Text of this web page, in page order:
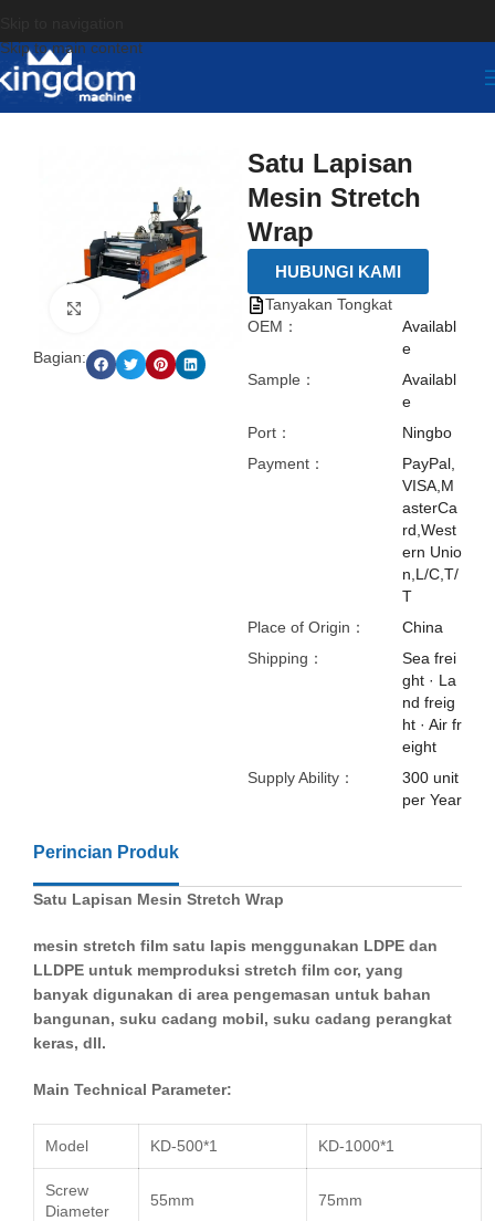
Skip to main content
Bagian:
Satu Lapisan
Mesin Stretch
Wrap
HUBUNGI KAMI
Tanyakan Tongkat
OEM：
Availabl
e
Sample：
Availabl
e
Port：
Ningbo
Payment：
PayPal,
VISA,M
asterCa
rd,West
ern Unio
n,L/C,T/
T
Place of Origin：
China
Shipping：
Sea frei
ght · La
nd freig
ht · Air fr
eight
Supply Ability：
300 unit
per Year
Perincian Produk
Satu Lapisan Mesin Stretch Wrap
mesin stretch film satu lapis menggunakan LDPE dan
LLDPE untuk memproduksi stretch film cor, yang
banyak digunakan di area pengemasan untuk bahan
bangunan, suku cadang mobil, suku cadang perangkat
keras, dll.
Main Technical Parameter:
Model KD-500*1 KD-1000*1
Screw
Diameter
55mm 75mm